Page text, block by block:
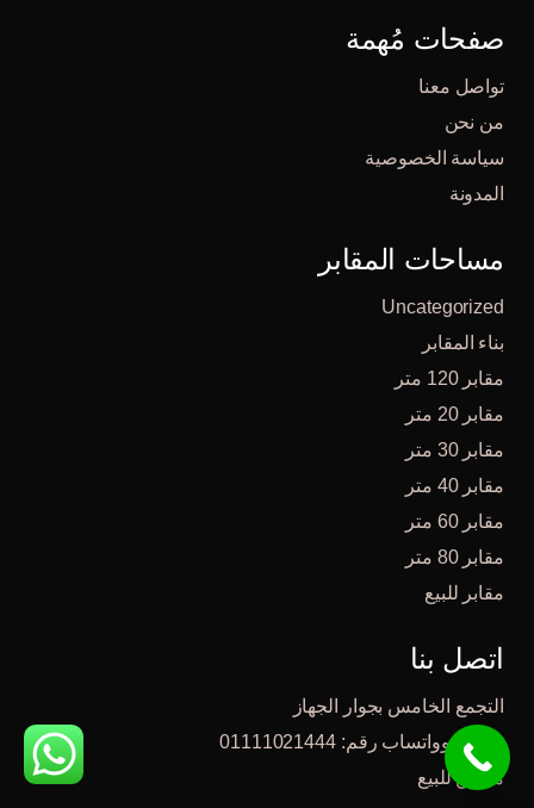
صفحات مُهمة
تواصل معنا
من نحن
سياسة الخصوصية
المدونة
مساحات المقابر
Uncategorized
بناء المقابر
مقابر 120 متر
مقابر 20 متر
مقابر 30 متر
مقابر 40 متر
مقابر 60 متر
مقابر 80 متر
مقابر للبيع
اتصل بنا
التجمع الخامس بجوار الجهاز
تليفون وواتساب رقم: 01111021444
مدافن للبيع